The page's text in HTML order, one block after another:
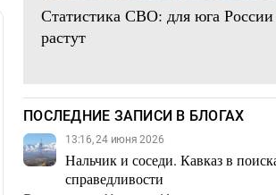
Статистика СВО: для юга России
растут
ПОСЛЕДНИЕ ЗАПИСИ В БЛОГАХ
13:16, 24 июня 2026
Нальчик и соседи. Кавказ в
справедливости